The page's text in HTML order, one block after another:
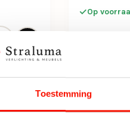
Toestemming
Logan zwart + sch.sensor
Op